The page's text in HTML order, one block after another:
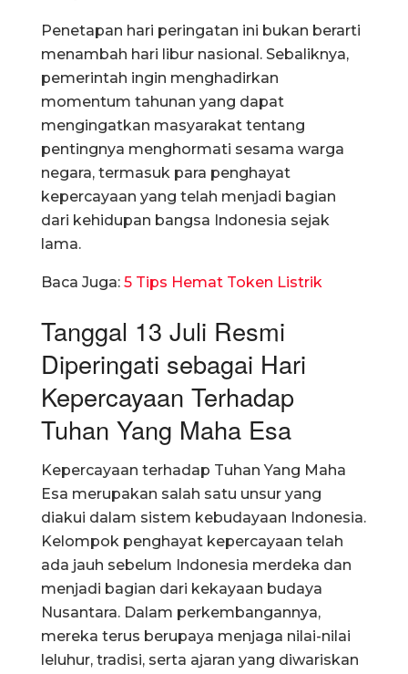
Penetapan hari peringatan ini bukan berarti
menambah hari libur nasional. Sebaliknya,
pemerintah ingin menghadirkan
momentum tahunan yang dapat
mengingatkan masyarakat tentang
pentingnya menghormati sesama warga
negara, termasuk para penghayat
kepercayaan yang telah menjadi bagian
dari kehidupan bangsa Indonesia sejak
lama.
Baca Juga: 5 Tips Hemat Token Listrik
Tanggal 13 Juli Resmi
Diperingati sebagai Hari
Kepercayaan Terhadap
Tuhan Yang Maha Esa
Kepercayaan terhadap Tuhan Yang Maha
Esa merupakan salah satu unsur yang
diakui dalam sistem kebudayaan Indonesia.
Kelompok penghayat kepercayaan telah
ada jauh sebelum Indonesia merdeka dan
menjadi bagian dari kekayaan budaya
Nusantara. Dalam perkembangannya,
mereka terus berupaya menjaga nilai-nilai
leluhur, tradisi, serta ajaran yang diwariskan